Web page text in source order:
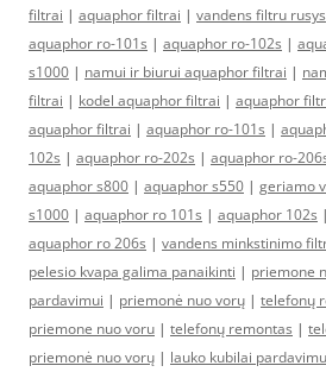
filtrai | aquaphor filtrai | vandens filtru rusys
aquaphor ro-101s | aquaphor ro-102s |
s1000 | namui ir biurui aquaphor filtrai |
filtrai | kodel aquaphor filtrai | aquaphor
aquaphor filtrai | aquaphor ro-101s |
102s | aquaphor ro-202s | aquaphor ro-
aquaphor s800 | aquaphor s550 | geriamo
s1000 | aquaphor ro 101s | aquaphor 102s |
aquaphor ro 206s | vandens minkstinimo
pelesio kvapa galima panaikinti | priemone
pardavimui | priemonė nuo vorų | telefonų
priemone nuo voru | telefonų remontas |
priemonė nuo vorų | lauko kubilai